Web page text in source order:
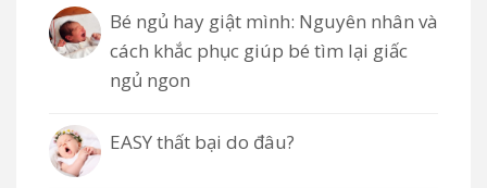
Bé ngủ hay giật mình: Nguyên nhân và
cách khắc phục giúp bé tìm lại giấc
ngủ ngon
EASY thất bại do đâu?